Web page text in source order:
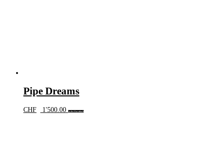
Pipe Dreams
CHF 1'500.00 In den Warenkorb